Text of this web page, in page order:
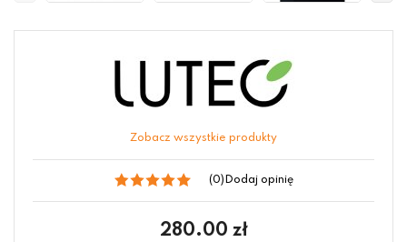
Zobacz wszystkie produkty
(0) Dodaj opinię
280.00 zł